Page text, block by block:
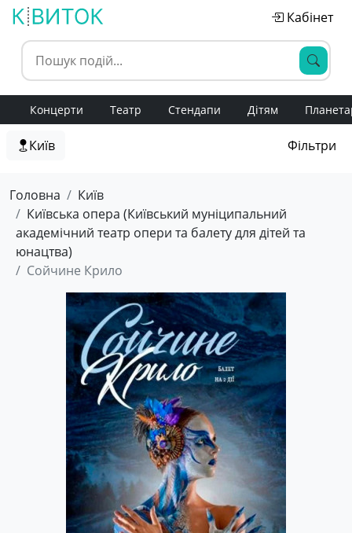
Кабінет
Концерти Театр Стендапи Дітям
Київ Фільтри
Головна
Київ
Київська опера (Київський муніципальний
академічний театр опери та балету для дітей та
юнацтва)
Сойчине Крило